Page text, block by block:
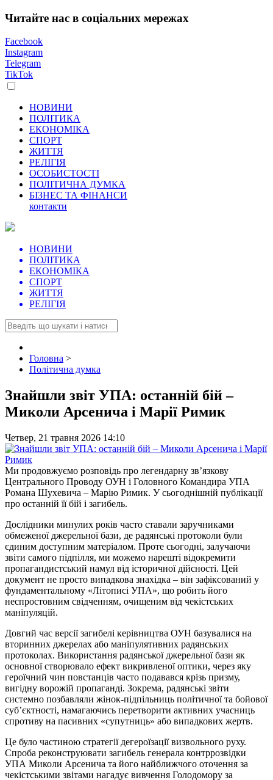
Читайте нас в соціальних мережах
Facebook
Instagram
Telegram
TikTok
НОВИНИ
ПОЛІТИКА
ЕКОНОМІКА
СПОРТ
ЖИТТЯ
РЕЛІГІЯ
ОСОБИСТОСТІ
ПОЛІТИЧНА ДУМКА
БІЗНЕС ТА ФІНАНСИ
контакти
НОВИНИ
ПОЛІТИКА
ЕКОНОМІКА
СПОРТ
ЖИТТЯ
РЕЛІГІЯ
Головна >
Політична думка
Знайшли звіт УПА: останній бій –
Миколи Арсенича і Марії Римик
Четвер, 21 травня 2026 14:10
Ми продовжуємо розповідь про легендарну зв’язкову
Центрального Проводу ОУН і Головного Командира УПА
Романа Шухевича – Марію Римик. У сьогоднішній публікації
про останній її бій і загибель.
Дослідники минулих років часто ставали заручниками
обмеженої джерельної бази, де радянські протоколи були
єдиним доступним матеріалом. Проте сьогодні, залучаючи
звіти самого підпілля, ми можемо нарешті відокремити
пропагандистський намул від історичної дійсності. Цей
документ не просто випадкова знахідка – він зафіксований у
фундаментальному «Літописі УПА», що робить його
неспростовним свідченням, очищеним від чекістських
маніпуляцій.
Довгий час версії загибелі керівництва ОУН базувалися на
вторинних джерелах або маніпулятивних радянських
протоколах. Використання радянської джерельної бази як
основної створювало ефект викривленої оптики, через яку
героїчний чин повстанців часто подавався крізь призму,
вигідну ворожій пропаганді. Зокрема, радянські звіти
системно позбавляли жінок-підпільниць політичної та бойової
суб’єктності, намагаючись перетворити активних учасниць
спротиву на пасивних «супутниць» або випадкових жертв.
Це було частиною стратегії дегероїзації визвольного руху.
Спроба реконструювати загибель генерала контррозвідки
УПА Миколи Арсенича та його найближчого оточення за
чекістськими звітами нагадує вивчення Голодомору за